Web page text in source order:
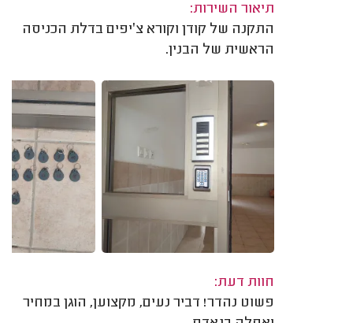
תיאור השירות:
התקנה של קודן וקורא צ׳יפים בדלת הכניסה
הראשית של הבנין.
חוות דעת:
פשוט נהדר! דביר נעים, מקצוען, הוגן במחיר